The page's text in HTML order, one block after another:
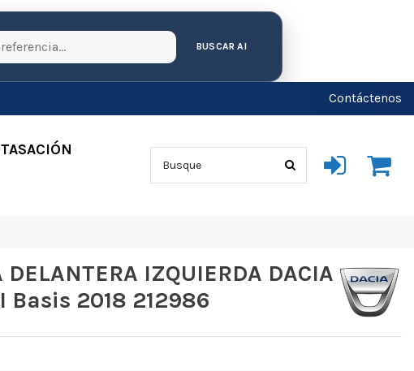
BUSCAR AI
Contáctenos
DELANTERA IZQUIERDA DACIA
Basis 2018 212986